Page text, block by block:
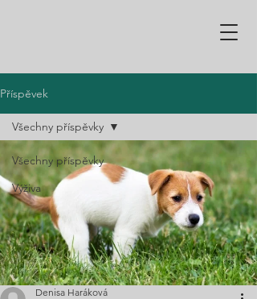
Příspěvek
Všechny příspěvky
Výživa
Všechny příspěvky
Denisa Haráková